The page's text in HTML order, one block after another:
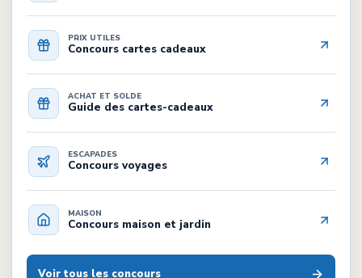
PRIX UTILES
Concours cartes cadeaux
ACHAT ET SOLDE
Guide des cartes-cadeaux
ESCAPADES
Concours voyages
MAISON
Concours maison et jardin
Voir tous les concours